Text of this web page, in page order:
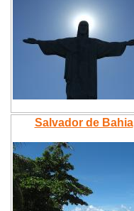
Salvador de Bahia